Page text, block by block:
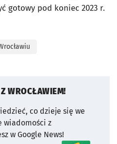
gotowy pod koniec 2023 r.
WROCŁAWIEM!
co dzieje się we
wiadomości z
w Google News!